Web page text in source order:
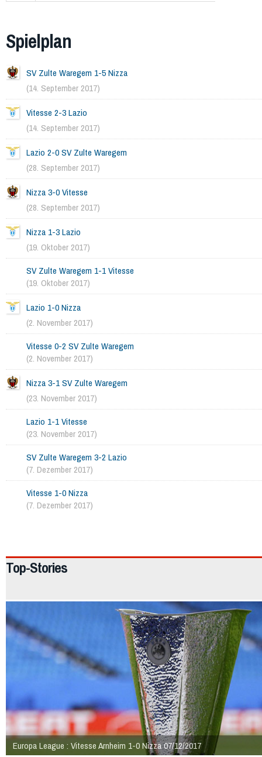
Spielplan
SV Zulte Waregem 1-5 Nizza
(14. September 2017)
Vitesse 2-3 Lazio
(14. September 2017)
Lazio 2-0 SV Zulte Waregem
(28. September 2017)
Nizza 3-0 Vitesse
(28. September 2017)
Nizza 1-3 Lazio
(19. Oktober 2017)
SV Zulte Waregem 1-1 Vitesse
(19. Oktober 2017)
Lazio 1-0 Nizza
(2. November 2017)
Vitesse 0-2 SV Zulte Waregem
(2. November 2017)
Nizza 3-1 SV Zulte Waregem
(23. November 2017)
Lazio 1-1 Vitesse
(23. November 2017)
SV Zulte Waregem 3-2 Lazio
(7. Dezember 2017)
Vitesse 1-0 Nizza
(7. Dezember 2017)
Top-Stories
Europa League : Vitesse Arnheim 1-0 Nizza 07/12/2017